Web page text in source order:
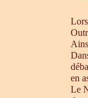
en
Le